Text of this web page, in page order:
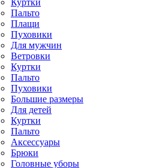
Куртки
Пальто
Плащи
Пуховики
Для мужчин
Ветровки
Куртки
Пальто
Пуховики
Большие размеры
Для детей
Куртки
Пальто
Аксессуары
Брюки
Головные уборы